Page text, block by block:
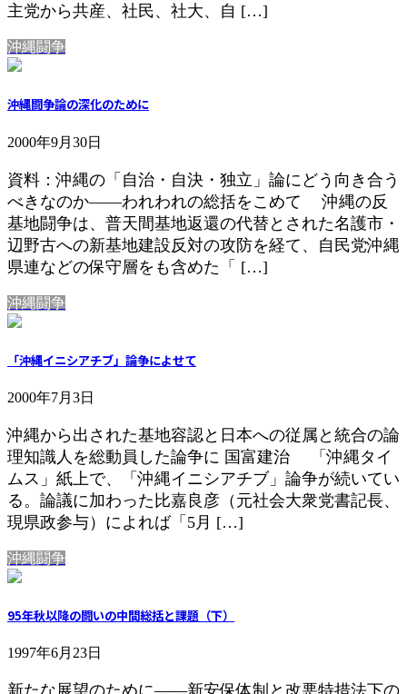
主党から共産、社民、社大、自 […]
沖縄闘争
沖縄闘争論の深化のために
2000年9月30日
資料：沖縄の「自治・自決・独立」論にどう向き合う
べきなのか――われわれの総括をこめて 沖縄の反
基地闘争は、普天間基地返還の代替とされた名護市・
辺野古への新基地建設反対の攻防を経て、自民党沖縄
県連などの保守層をも含めた「 […]
沖縄闘争
「沖縄イニシアチブ」論争によせて
2000年7月3日
沖縄から出された基地容認と日本への従属と統合の論
理知識人を総動員した論争に 国富建治 「沖縄タイ
ムス」紙上で、「沖縄イニシアチブ」論争が続いてい
る。論議に加わった比嘉良彦（元社会大衆党書記長、
現県政参与）によれば「5月 […]
沖縄闘争
95年秋以降の闘いの中間総括と課題（下）
1997年6月23日